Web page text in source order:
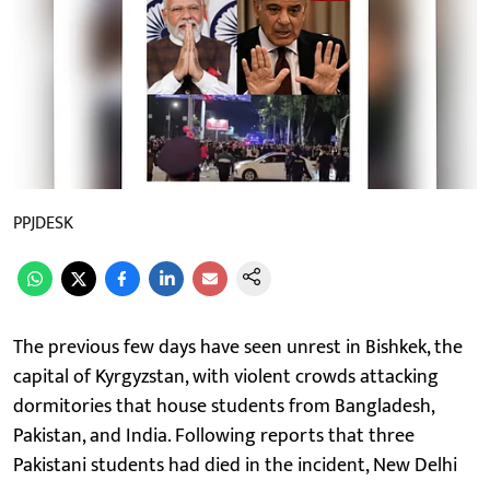
PPJDESK
The previous few days have seen unrest in Bishkek, the
capital of Kyrgyzstan, with violent crowds attacking
dormitories that house students from Bangladesh,
Pakistan, and India. Following reports that three
Pakistani students had died in the incident, New Delhi